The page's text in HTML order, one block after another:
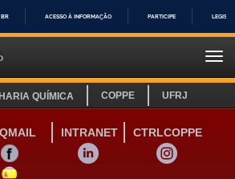
IR
BR ACESSO À INFORMAÇÃO PARTICIPE
QUÍMICA COPPE UFRJ
INTRANET
CTRLCOPPE
FACEBOOK LINKEDIN
INSTAGRAM
LINK SITE ESPANHOL